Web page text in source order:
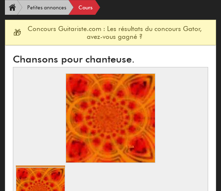
Petites annonces Cours
🎁
Concours Guitariste.com : Les résultats du concours Gator,
avez-vous gagné ?
Chansons pour chanteuse.